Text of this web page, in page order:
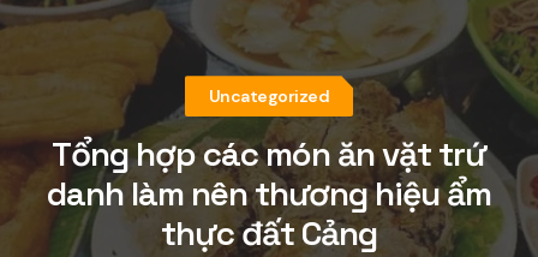
Uncategorized
Tổng hợp các món ăn vặt trứ
danh làm nên thương hiệu ẩm
thực đất Cảng